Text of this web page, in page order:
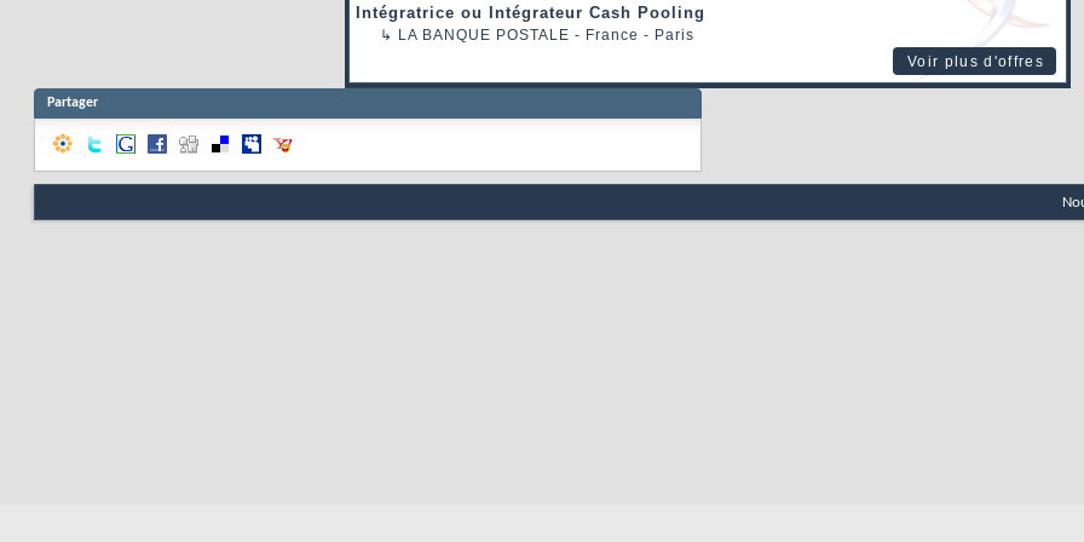
Intégratrice ou Intégrateur Cash Pooling
↳ LA BANQUE POSTALE - France - Paris
Voir plus d'offres
Partager